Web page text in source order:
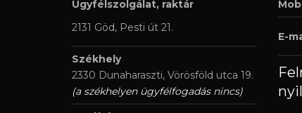
Ügyfélszolgálat, raktár
2131 Göd, Pesti út 21.
Székhely
2330 Dunaharaszti, Vörösföld utca 19.
(a székhelyen ügyfélfogadás nincs)
E-